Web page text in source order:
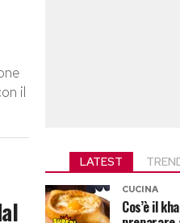
il
LATEST
CUCINA
Cos’è il